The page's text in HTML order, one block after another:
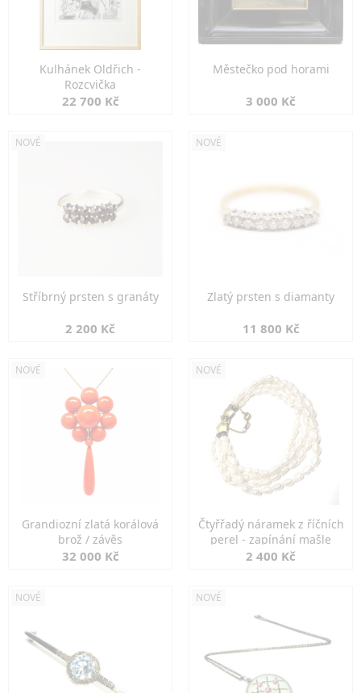
Kulhánek Oldřich -
Rozcvička
22 700 Kč
Městečko pod horami
3 000 Kč
NOVÉ
Stříbrný prsten s granáty
2 200 Kč
NOVÉ
Zlatý prsten s diamanty
11 800 Kč
NOVÉ
Grandiozní zlatá korálová
brož / závěs
32 000 Kč
NOVÉ
Čtyřřadý náramek z říčních
perel - zapínání mašle
2 400 Kč
NOVÉ NOVÉ